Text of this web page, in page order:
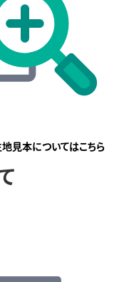
見本についてはこちら